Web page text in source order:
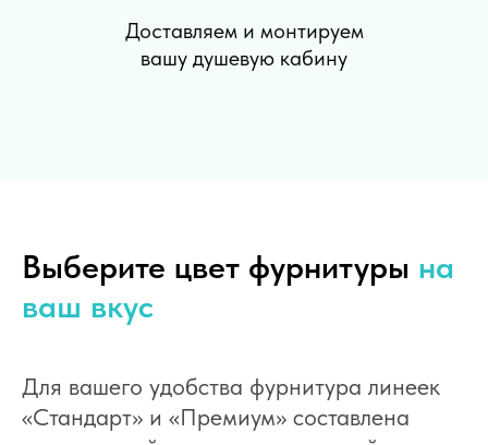
Доставляем и монтируем
вашу душевую кабину
Выберите цвет фурнитуры на
ваш вкус
Для вашего удобства фурнитура линеек
«Стандарт» и «Премиум» составлена